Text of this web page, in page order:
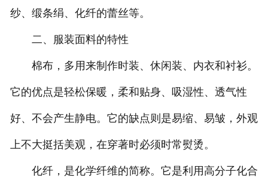
纱、缎条绢、化纤的蕾丝等。
二、服装面料的特性
棉布，多用来制作时装、休闲装、内衣和衬衫。
它的优点是轻松保暖，柔和贴身、吸湿性、透气性
好、不会产生静电。它的缺点则是易缩、易皱，外观
上不大挺括美观，在穿著时必须时常熨烫。
化纤，是化学纤维的简称。它是利用高分子化合